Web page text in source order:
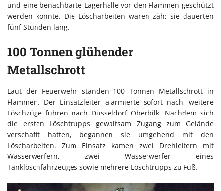
und eine benachbarte Lagerhalle vor den Flammen geschützt
werden konnte. Die Löscharbeiten waren zäh; sie dauerten
fünf Stunden lang.
100 Tonnen glühender
Metallschrott
Laut der Feuerwehr standen 100 Tonnen Metallschrott in
Flammen. Der Einsatzleiter alarmierte sofort nach, weitere
Löschzüge fuhren nach Düsseldorf Oberbilk. Nachdem sich
die ersten Löschtrupps gewaltsam Zugang zum Gelände
verschafft hatten, begannen sie umgehend mit den
Löscharbeiten. Zum Einsatz kamen zwei Drehleitern mit
Wasserwerfern, zwei Wasserwerfer eines
Tanklöschfahrzeuges sowie mehrere Löschtrupps zu Fuß.